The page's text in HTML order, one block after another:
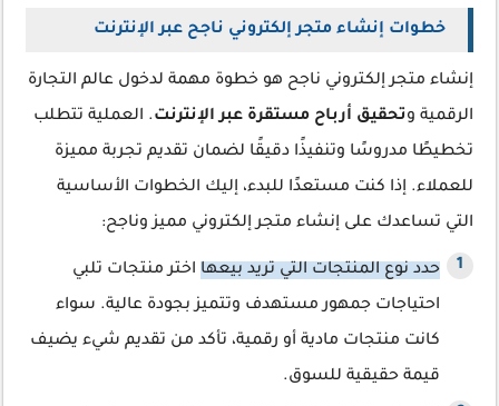
خطوات إنشاء متجر إلكتروني ناجح عبر الإنترنت
إنشاء متجر إلكتروني ناجح هو خطوة مهمة لدخول عالم التجارة
الرقمية وتحقيق أرباح مستقرة عبر الإنترنت. العملية تتطلب
تخطيطًا مدروسًا وتنفيذًا دقيقًا لضمان تقديم تجربة مميزة
للعملاء. إذا كنت مستعدًا للبدء، إليك الخطوات الأساسية
التي تساعدك على إنشاء متجر إلكتروني مميز وناجح:
حدد نوع المنتجات التي تريد بيعها اختر منتجات تلبي
احتياجات جمهور مستهدف وتتميز بجودة عالية. سواء
كانت منتجات مادية أو رقمية، تأكد من تقديم شيء يضيف
قيمة حقيقية للسوق.